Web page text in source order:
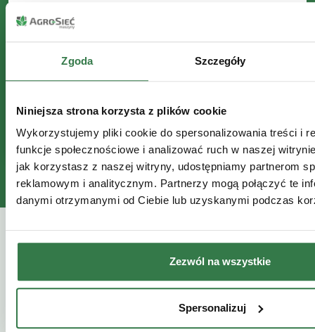
Zgoda Szczegóły
Niniejsza strona korzysta z plików cookie
Wykorzystujemy pliki cookie do spersonalizowania treści i
funkcje społecznościowe i analizować ruch w naszej
jak korzystasz z naszej witryny, udostępniamy partnerom
reklamowym i analitycznym. Partnerzy mogą połączyć te
danymi otrzymanymi od Ciebie lub uzyskanymi podczas
Zezwól na wszystkie
Spersonalizuj
Przeczytaj także
08.26